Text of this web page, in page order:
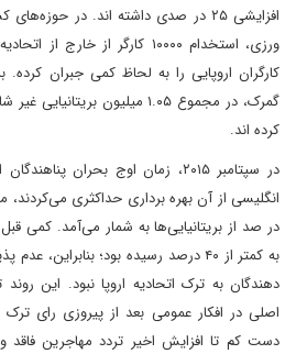
افزایشی‌ ۲۵ در صدی داشته ا‌ند. در
کارگران اروپایی را به لحاظ کمی‌ جبران کرده.
گمرک، در مجموع ۱.۰۵ میلیون
کرده ا‌ند.
در سپتامبر ۲۰۱۵، زمان اوج بحران
به کمتر از ۴۰ درصد رسیده بود؛
دهندگان به ترک اتحادیه اروپا نبود. این
اصلی در افکار عمومی‌ بعد از پیروزی رای ترک
دست کم تا افزایش اخیر تردد مهاجرین فاقد